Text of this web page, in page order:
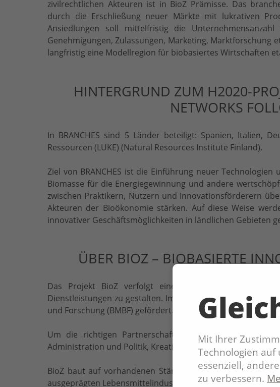
zivilrechtlichen Akteuren ist in BioZ Prämisse. Das
durch die Erschließung neuer Märkte mit lukrativen
Ansiedlungen soll mittelfristig die
Genehmigungen, Zulassungen, Marketing,
langfristig eine Modellregion für biobasiertes Wirtschaften
HINTERGRUND ZUM H2020-
NETWORKS
In BRANCHES sind 5 Länder beteiligt: Spanien, Italien,
Ressourcen (LUKE) (Natural Resources Institute Finland).
Ziel von BRANCHES ist die Einführung neuer
Biomasse für die Energiegewinnung und andere
zwischen Praktikern, Nutzern und Innovationsförderern
Akteuren der Bioökonomie stärken. Auf diese Weise
innovativer Geschäftsmöglichkeiten in ländlichen Gebieten
ÜBER BIOZ – BIOBASIERTE
Das Projekt BioZ verfolgt einen kooperativen Ansatz,
Dienstleistungen zu gestalten. Im Rahmen des
und Forschung (BMBF) gefördert.
Um die richtigen Partnerschaften zu finden, bringt
Administration und Politik, Kreativwirtschaft und
BioZ baut auf vorhandenen Stärken der Region Zeitz
ausgeprägten Lebensmittelindustrie, einer vielseitigen
Mit Ihrer
Technologien auf
essenziell,
zu verbessern.